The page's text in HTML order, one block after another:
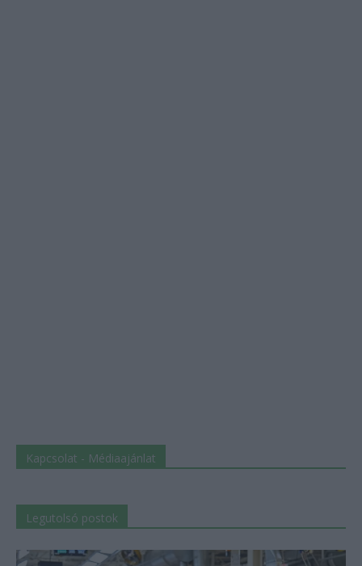
Kapcsolat - Médiaajánlat
Legutolsó postok